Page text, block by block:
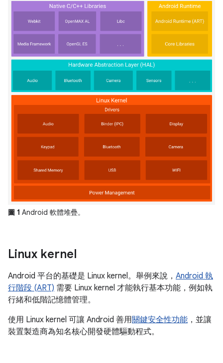
圖 1 Android 軟體堆疊。
Linux kernel
Android 平台的基礎是 Linux kernel。舉例來說， Android 執
行階段 (ART) 需要 Linux kernel 才能執行基本功能，例如執
行緒和低階記憶體管理。
使用 Linux kernel 可讓 Android 善用關鍵安全性功能 ，並讓
裝置製造商為知名核心開發硬體驅動程式。